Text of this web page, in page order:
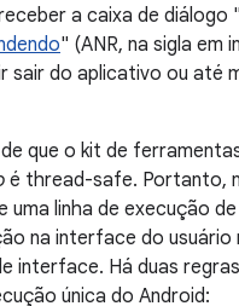
a caixa de diálogo "
" (ANR, na sigla em
sair do aplicativo ou até
que o kit de
é thread-safe. Portanto,
uma linha de execução
na interface do usuário
interface. Há duas
única do Android: